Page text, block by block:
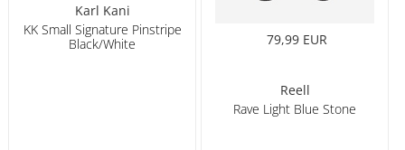
Karl Kani
KK Small Signature Pinstripe
Black/White
79,99 EUR
Reell
Rave Light Blue Stone